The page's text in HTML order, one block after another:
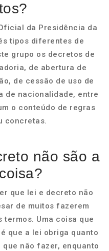
da Presidência da
tipos diferentes de
grupo os decretos de
de abertura de
de cessão de uso de
de nacionalidade, entre
o conteúdo de regras
concretas.
não são a
que lei e decreto não
de muitos fazerem
Uma coisa que
que a lei obriga quanto
não fazer, enquanto